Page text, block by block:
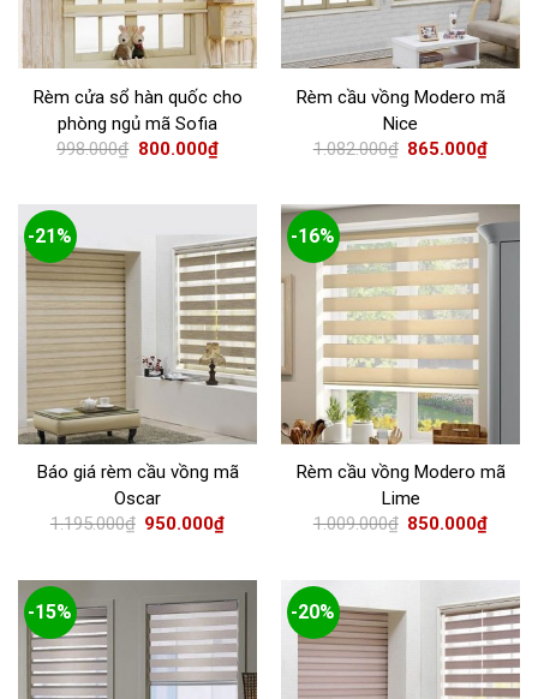
Rèm cửa sổ hàn quốc cho
phòng ngủ mã Sofia
998.000₫ 800.000₫
Rèm cầu vồng Modero mã
Nice
1.082.000₫ 865.000₫
-21%
Báo giá rèm cầu vồng mã
Oscar
1.195.000₫ 950.000₫
-16%
Rèm cầu vồng Modero mã
Lime
1.009.000₫ 850.000₫
-15% -20%